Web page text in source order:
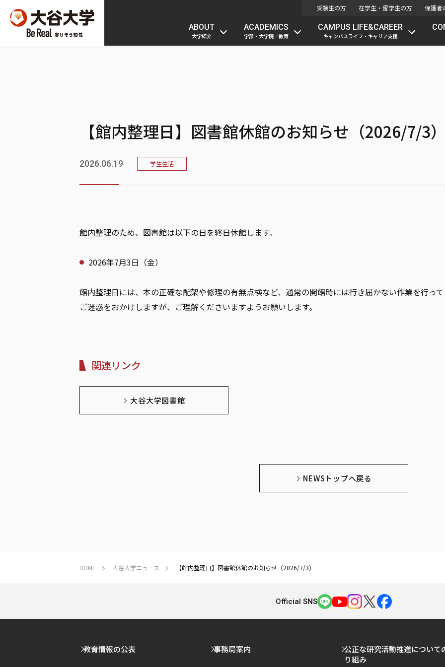
受験生の方 在学生・留学生の方 保護者
ABOUT
大学紹介
ACADEMICS
学部・大学院／教育
CAMPUS LIFE&CAREER
キャンパスライフ・キャリア支援
【館内整理日】図書館休館のお知らせ（2026/7/3
2026.06.19 学生生活
館内整理のため、図書館は以下の日を終日休館します。
2026年7月3日（金）
館内整理日には、本の正確な配架や修理の有無点検など、通常の開館時には行き届かない作業を行っ
ご迷惑をおかけしますが、ご理解くださいますようお願いします。
関連リンク
大谷大学図書館
NEWSトップへ戻る
HOME 大谷大学ニュース 【館内整理日】図書館休館のお知らせ（2026/7/3）
Official SNS
教育情報の公表 事務局案内
公正な研究活動推進について
り組み